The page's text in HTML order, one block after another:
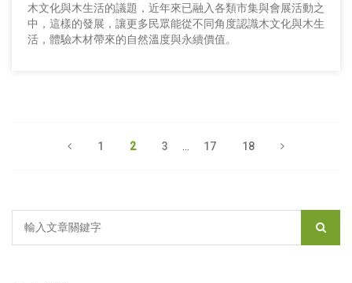
木文化與木生活的議題，近年來已融入各類市集與會展活動之
中，這樣的發展，讓更多民眾能從不同角度認識木文化與木生
活，體驗木材帶來的自然溫度與永續價值。
1 2 3 17 18